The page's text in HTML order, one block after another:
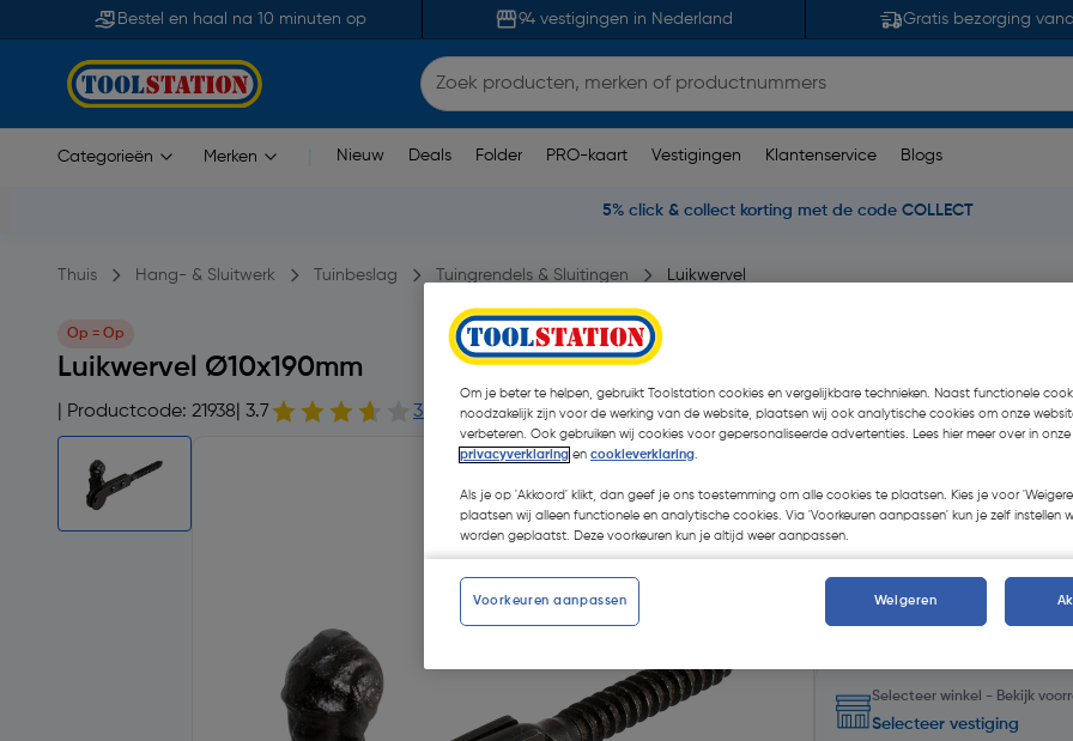
Bestel en haal na 10 minuten op 94 vestigingen in Nederland Gratis bezorging
Categorieën Merken Nieuw Deals Folder PRO-kaart Vestigingen Klantenservice Blogs
5% click & collect korting met de code COLLECT
Thuis Hang- & Sluitwerk Tuinbeslag Tuingrendels & Sluitingen Luikwervel
Op = Op
Luikwervel Ø10x190mm
| Productcode: 21938 | 3.7 3 opmerking(en)| Stuk
Kies productvariant
Selecteer winkel - Bekijk
Selecteer vestiging
Om je beter te helpen, gebruikt Toolstation cookies en vergelijkbare technieken. Naast functionele
noodzakelijk zijn voor de werking van de website, plaatsen wij ook analytische cookies om onze
verbeteren. Ook gebruiken wij cookies voor gepersonaliseerde advertenties. Lees hier meer over in onze
privacyverklaring en cookieverklaring.
Als je op 'Akkoord' klikt, dan geef je ons toestemming om alle cookies te plaatsen. Kies je voor
plaatsen wij alleen functionele en analytische cookies. Via 'Voorkeuren aanpassen' kun je zelf instellen
worden geplaatst. Deze voorkeuren kun je altijd weer aanpassen.
Voorkeuren aanpassen Weigeren